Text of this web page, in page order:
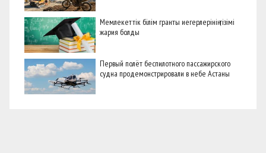
Мемлекеттік білім гранты иегерлерінің тізімі
жария болды
Первый полёт беспилотного пассажирского
судна продемонстрировали в небе Астаны